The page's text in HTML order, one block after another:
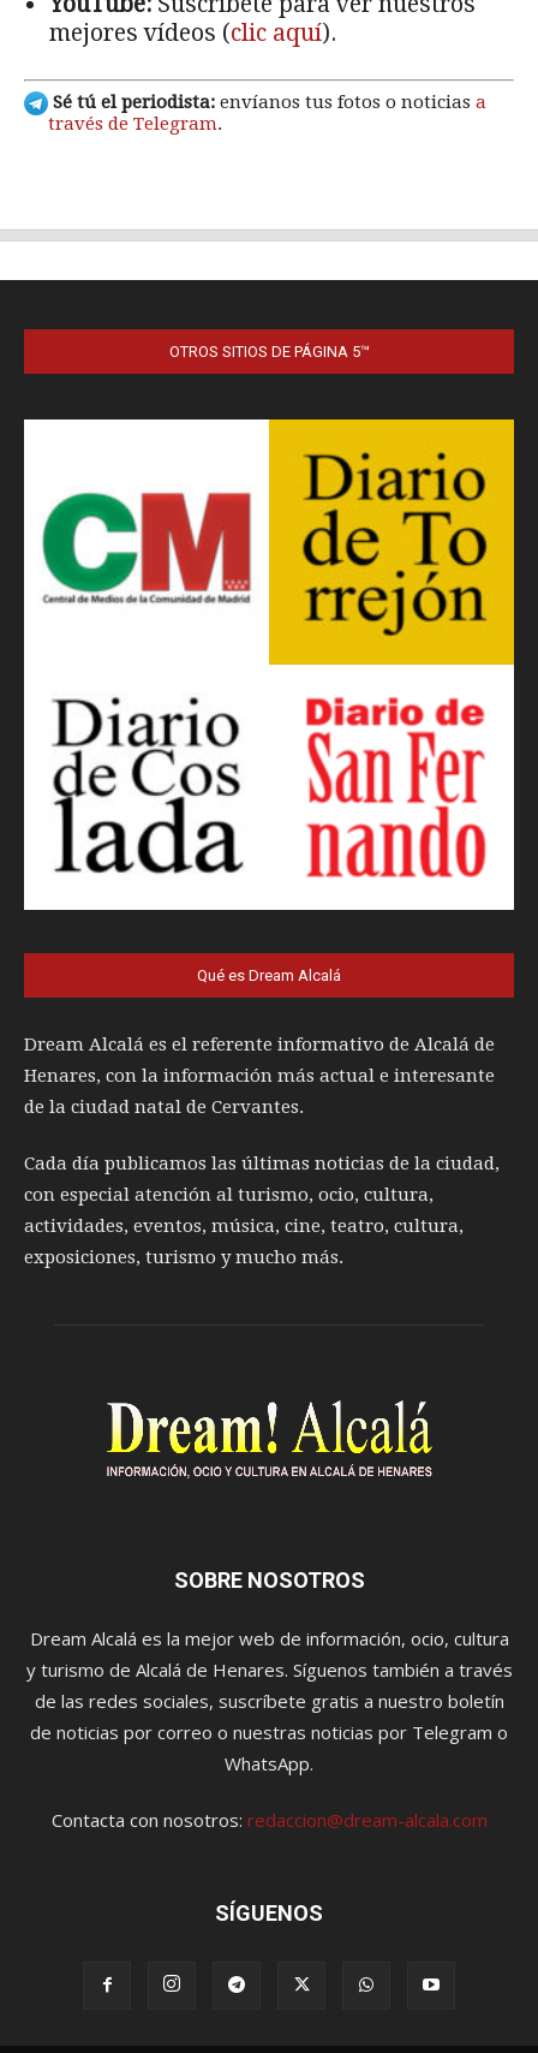
OTROS SITIOS DE PÁGINA 5™
Qué es Dream Alcalá
Dream Alcalá es el referente informativo de Alcalá de
Henares, con la información más actual e interesante
de la ciudad natal de Cervantes.
Cada día publicamos las últimas noticias de la ciudad,
con especial atención al turismo, ocio, cultura,
actividades, eventos, música, cine, teatro, cultura,
exposiciones, turismo y mucho más.
SOBRE NOSOTROS
Dream Alcalá es la mejor web de información, ocio, cultura
y turismo de Alcalá de Henares. Síguenos también a través
de las redes sociales, suscríbete gratis a nuestro boletín
de noticias por correo o nuestras noticias por Telegram o
WhatsApp.
Contacta con nosotros: redaccion@dream-alcala.com
SÍGUENOS